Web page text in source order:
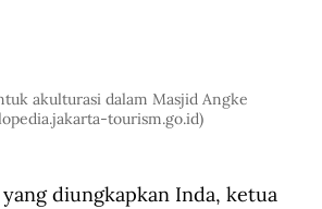
akulturasi dalam Masjid Angke
tourism.go.id)
yang diungkapkan Inda, ketua